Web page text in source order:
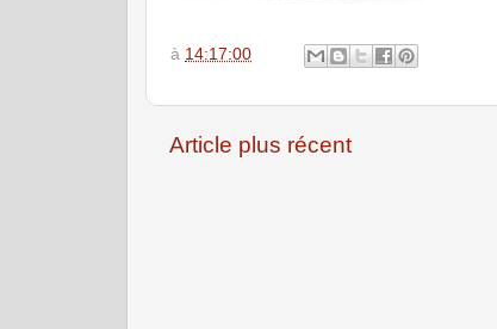
à 14:17:00
Article plus récent